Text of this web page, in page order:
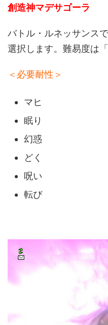
創造神マデサゴーラ
バトル・ルネッサンス
選択します。難易度は「
＜必要耐性＞
マヒ
眠り
幻惑
どく
呪い
転び